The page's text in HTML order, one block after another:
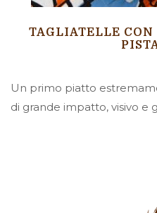
TAGLIATELLE CON
Un primo piatto
di grande impatto, visivo e